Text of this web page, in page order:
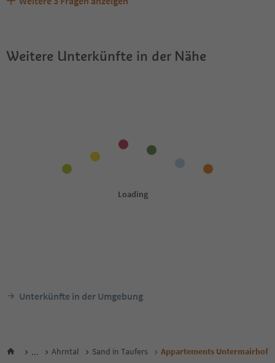
Sind Haustiere in der Unterkunft Appartements
Welche Services bietet Appartements Untermairhof?
Erhalten die Gäste von Appartements Untermairhof
Weitere Unterkünfte in der Nähe
Unterkünfte in der Umgebung
... Ahrntal Sand in Taufers Appartements Untermairhof